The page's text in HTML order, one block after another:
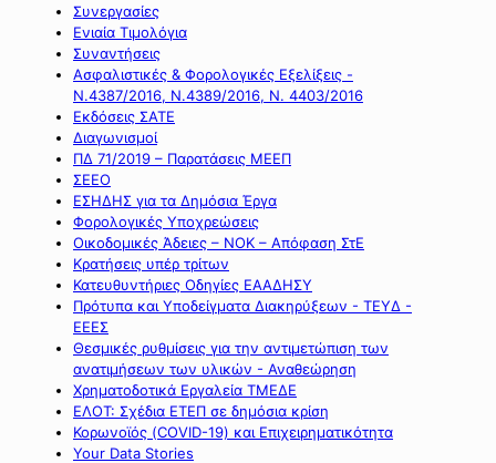
Συνεργασίες
Ενιαία Τιμολόγια
Συναντήσεις
Ασφαλιστικές & Φορολογικές Εξελίξεις -
Ν.4387/2016, Ν.4389/2016, Ν. 4403/2016
Εκδόσεις ΣΑΤΕ
Διαγωνισμοί
ΠΔ 71/2019 – Παρατάσεις ΜΕΕΠ
ΣΕΕΟ
ΕΣΗΔΗΣ για τα Δημόσια Έργα
Φορολογικές Υποχρεώσεις
Οικοδομικές Άδειες – ΝΟΚ – Απόφαση ΣτΕ
Κρατήσεις υπέρ τρίτων
Κατευθυντήριες Οδηγίες ΕΑΑΔΗΣΥ
Πρότυπα και Υποδείγματα Διακηρύξεων - ΤΕΥΔ -
ΕΕΕΣ
Θεσμικές ρυθμίσεις για την αντιμετώπιση των
ανατιμήσεων των υλικών - Αναθεώρηση
Χρηματοδοτικά Εργαλεία ΤΜΕΔΕ
ΕΛΟΤ: Σχέδια ΕΤΕΠ σε δημόσια κρίση
Κορωνοϊός (COVID-19) και Επιχειρηματικότητα
Your Data Stories